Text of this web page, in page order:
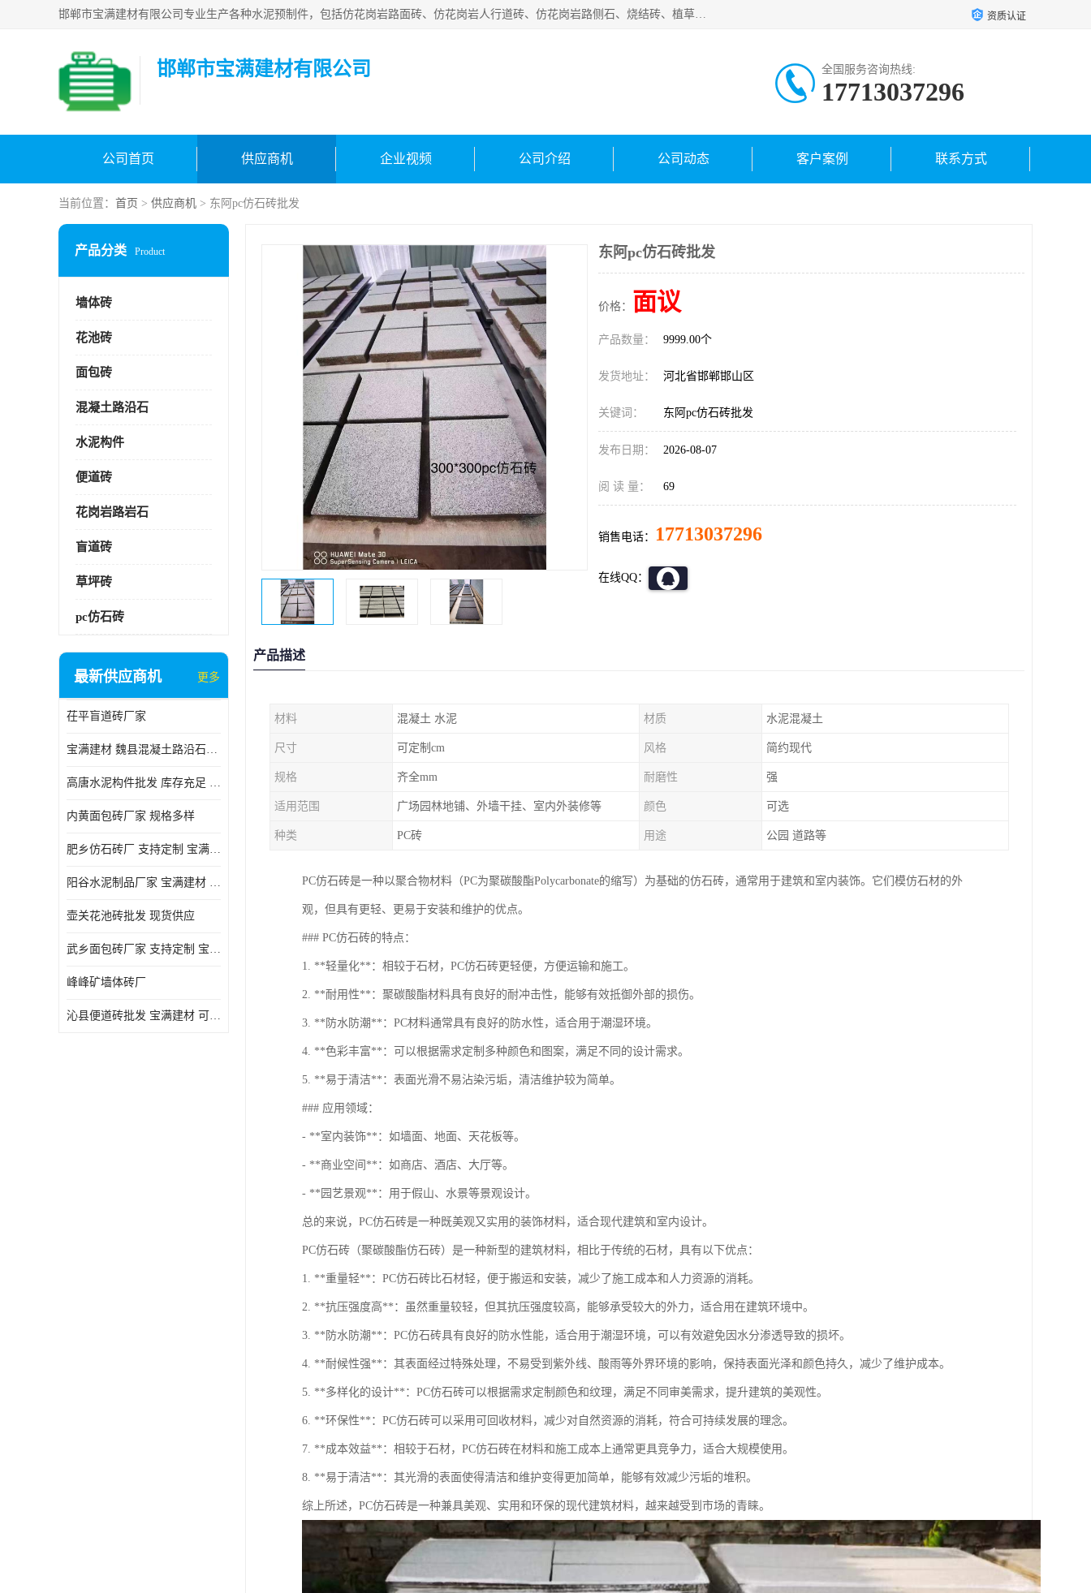
邯郸市宝满建材有限公司专业生产各种水泥预制件，包括仿花岗岩路面砖、仿花岗岩人行道砖、仿花岗岩路侧石、烧结砖、植草砖、码头砖连锁块、仿花岗岩路侧石、沙井盖、水泥盖板等各种水泥制品 资质认证
邯郸市宝满建材有限公司 全国服务咨询热线:
17713037296
公司首页 供应商机 企业视频 公司介绍 公司动态 客户案例 联系方式
当前位置： 首页 > 供应商机 > 东阿pc仿石砖批发
产品分类 Product
墙体砖
花池砖
面包砖
混凝土路沿石
水泥构件
便道砖
花岗岩路岩石
盲道砖
草坪砖
pc仿石砖
最新供应商机 更多
茌平盲道砖厂家
宝满建材 魏县混凝土路沿石批发
高唐水泥构件批发 库存充足 宝满建材
内黄面包砖厂家 规格多样
肥乡仿石砖厂 支持定制 宝满建材
‌阳谷水泥制品厂家 宝满建材 支持定制
壶关花池砖批发 现货供应
武乡面包砖厂家 支持定制 宝满建材
峰峰矿墙体砖厂
沁县便道砖批发 宝满建材 可定制
东阿pc仿石砖批发
价格： 面议
产品数量： 9999.00个
发货地址： 河北省邯郸邯山区
关键词： 东阿pc仿石砖批发
发布日期： 2026-08-07
阅 读 量： 69
销售电话： 17713037296
在线QQ：
产品描述
材料 混凝土 水泥 材质 水泥混凝土
尺寸 可定制cm 风格 简约现代
规格 齐全mm 耐磨性 强
适用范围 广场园林地铺、外墙干挂、室内外装修等 颜色 可选
种类 PC砖 用途 公园 道路等
PC仿石砖是一种以聚合物材料（PC为聚碳酸酯Polycarbonate的缩写）为基础的仿石砖，通常用于建筑和室内装饰。它们模仿石材的外
观，但具有更轻、更易于安装和维护的优点。
### PC仿石砖的特点：
1. **轻量化**：相较于石材，PC仿石砖更轻便，方便运输和施工。
2. **耐用性**：聚碳酸酯材料具有良好的耐冲击性，能够有效抵御外部的损伤。
3. **防水防潮**：PC材料通常具有良好的防水性，适合用于潮湿环境。
4. **色彩丰富**：可以根据需求定制多种颜色和图案，满足不同的设计需求。
5. **易于清洁**：表面光滑不易沾染污垢，清洁维护较为简单。
### 应用领域：
- **室内装饰**：如墙面、地面、天花板等。
- **商业空间**：如商店、酒店、大厅等。
- **园艺景观**：用于假山、水景等景观设计。
总的来说，PC仿石砖是一种既美观又实用的装饰材料，适合现代建筑和室内设计。
PC仿石砖（聚碳酸酯仿石砖）是一种新型的建筑材料，相比于传统的石材，具有以下优点：
1. **重量轻**：PC仿石砖比石材轻，便于搬运和安装，减少了施工成本和人力资源的消耗。
2. **抗压强度高**：虽然重量较轻，但其抗压强度较高，能够承受较大的外力，适合用在建筑环境中。
3. **防水防潮**：PC仿石砖具有良好的防水性能，适合用于潮湿环境，可以有效避免因水分渗透导致的损坏。
4. **耐候性强**：其表面经过特殊处理，不易受到紫外线、酸雨等外界环境的影响，保持表面光泽和颜色持久，减少了维护成本。
5. **多样化的设计**：PC仿石砖可以根据需求定制颜色和纹理，满足不同审美需求，提升建筑的美观性。
6. **环保性**：PC仿石砖可以采用可回收材料，减少对自然资源的消耗，符合可持续发展的理念。
7. **成本效益**：相较于石材，PC仿石砖在材料和施工成本上通常更具竞争力，适合大规模使用。
8. **易于清洁**：其光滑的表面使得清洁和维护变得更加简单，能够有效减少污垢的堆积。
综上所述，PC仿石砖是一种兼具美观、实用和环保的现代建筑材料，越来越受到市场的青睐。